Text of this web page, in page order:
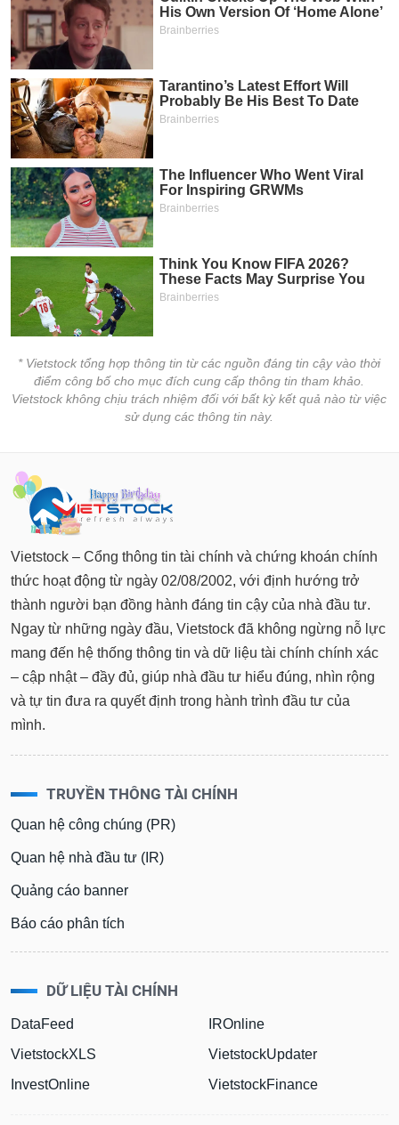
* Vietstock tổng hợp thông tin từ các nguồn đáng tin cậy vào thời
điểm công bố cho mục đích cung cấp thông tin tham khảo.
Vietstock không chịu trách nhiệm đối với bất kỳ kết quả nào từ việc
sử dụng các thông tin này.
Vietstock – Cổng thông tin tài chính và chứng khoán chính
thức hoạt động từ ngày 02/08/2002, với định hướng trở
thành người bạn đồng hành đáng tin cậy của nhà đầu tư.
Ngay từ những ngày đầu, Vietstock đã không ngừng nỗ lực
mang đến hệ thống thông tin và dữ liệu tài chính chính xác
– cập nhật – đầy đủ, giúp nhà đầu tư hiểu đúng, nhìn rộng
và tự tin đưa ra quyết định trong hành trình đầu tư của
mình.
TRUYỀN THÔNG TÀI CHÍNH
Quan hệ công chúng (PR)
Quan hệ nhà đầu tư (IR)
Quảng cáo banner
Báo cáo phân tích
DỮ LIỆU TÀI CHÍNH
DataFeed
VietstockXLS
InvestOnline
IROnline
VietstockUpdater
VietstockFinance